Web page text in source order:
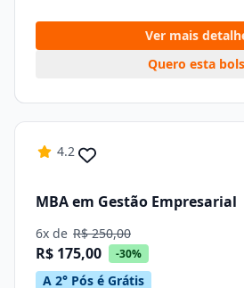
Ver mais
Quero esta
4.2
MBA em Gestão Empresarial
6x de R$ 250,00
R$ 175,00 -30%
A 2° Pós é Grátis